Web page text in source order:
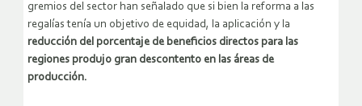
gremios del sector han señalado que si bien la reforma a las
regalías tenía un objetivo de equidad, la aplicación y la
reducción del porcentaje de beneficios directos para las
regiones produjo gran descontento en las áreas de
producción.